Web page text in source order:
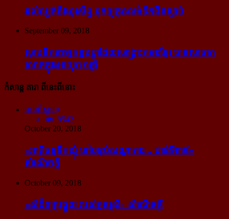
រវល់​ឈ្លក់​នឹង​ទូរស័ព្ទ ទុក​ឲ្យ​កូន​លង់​ទឹក​ជិត​ស្លាប់
September 09, 2018
ស្ថាបនិក​ពេទ្យ​គន្ធបុប្ផា​ដែល​សង្គ្រោះ​កុមារ​ខ្មែរ​ បាន​លាចាក​
លោក​ក្នុង​អាយុ​៧១ឆ្នាំ
កំសាន្ដ តារា ពីនេះពីនោះ
អានពិស្ដារ
9542
October 20, 2018
«រាត្រីចន្ទទឹកឃ្មុំ នៅបន្ទប់សណ្ឋាគារ... ជាន់ទី៣៥»
សំណើចខ្លី
October 09, 2018
«សំដី​ឲ្យ​ប្រផ្នូល របស់​កូនស្រី» សំណើចខ្លី